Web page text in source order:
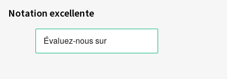
Notation excellente